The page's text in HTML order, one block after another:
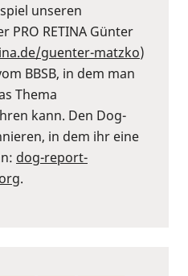
unseren
PRO RETINA Günter
guenter-matzko)
BBSB, in dem man
Thema
kann. Den Dog-
in dem ihr eine
dog-report-
.